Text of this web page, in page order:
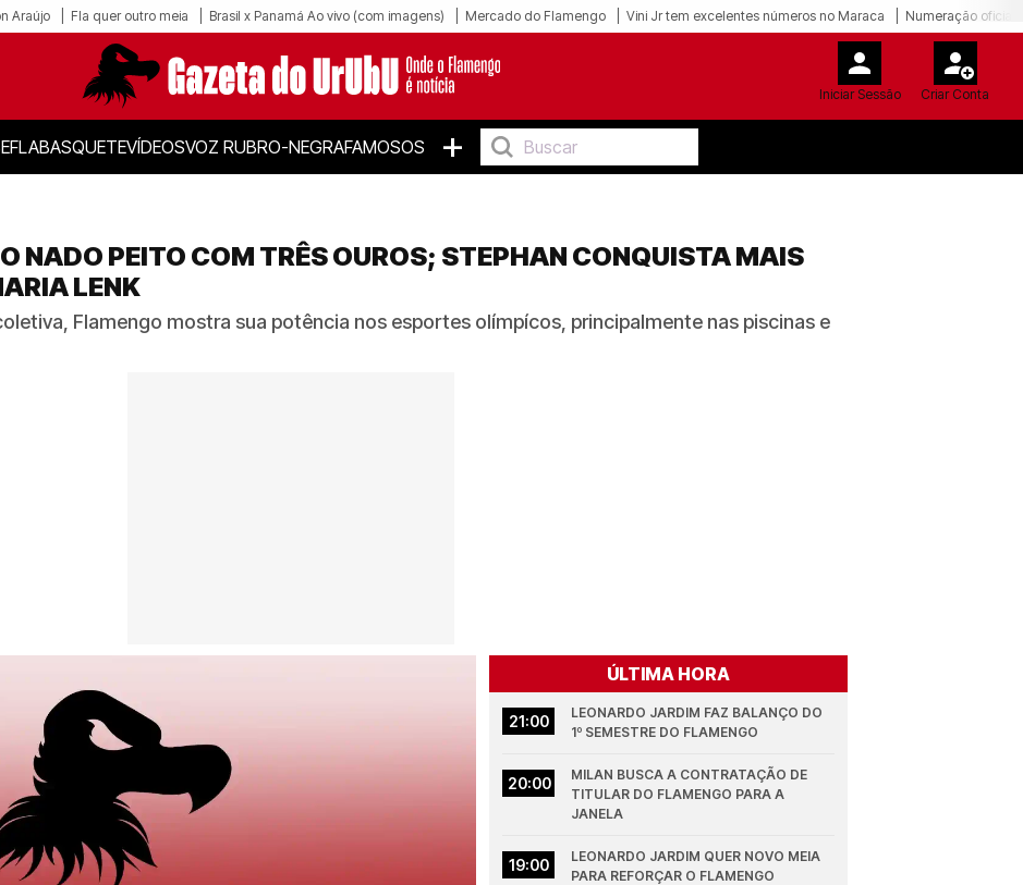
Araújo Fla quer outro meia Brasil x Panamá Ao vivo (com imagens) Mercado do Flamengo Vini Jr tem excelentes números no Maraca Numeração oficial
Iniciar Sessão Criar Conta
FLABASQUETEVÍDEOSVOZ RUBRO-NEGRAFAMOSOS +
NADO PEITO COM TRÊS OUROS; STEPHAN CONQUISTA MAIS
LENK
Flamengo mostra sua potência nos esportes olímpícos, principalmente nas piscinas e
ÚLTIMA HORA
21:00
LEONARDO JARDIM FAZ BALANÇO DO
1º SEMESTRE DO FLAMENGO
20:00
MILAN BUSCA A CONTRATAÇÃO DE
TITULAR DO FLAMENGO PARA A
JANELA
19:00
LEONARDO JARDIM QUER NOVO MEIA
PARA REFORÇAR O FLAMENGO